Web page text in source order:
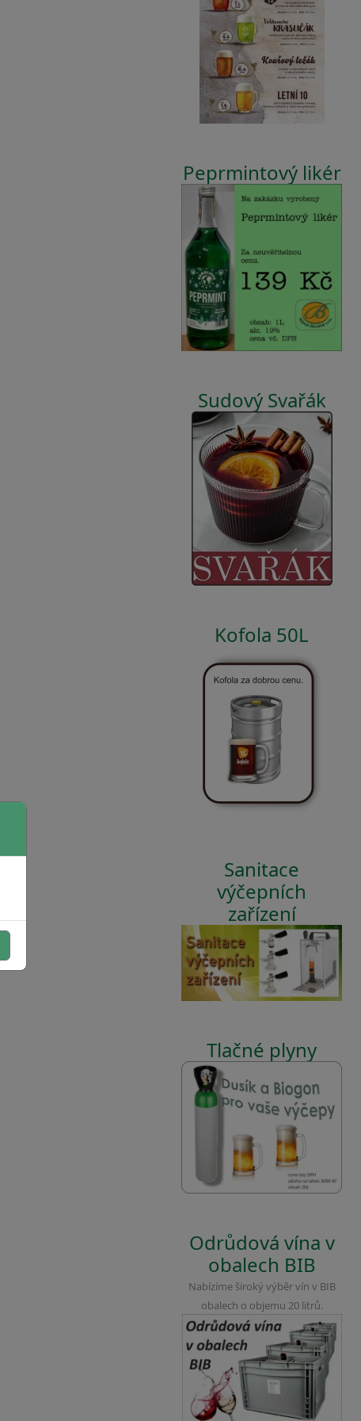
Peprmintový likér
Sudový Svařák
Kofola 50L
Sanitace
výčepních
zařízení
Tlačné plyny
Odrůdová vína v
obalech BIB
Nabízíme široký výběr vín v BIB
obalech o objemu 20 litrů.